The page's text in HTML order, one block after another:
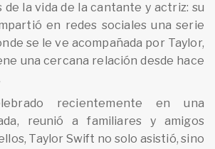
la vida de la cantante y actriz: su
en redes sociales una serie
se le ve acompañada por Taylor,
una cercana relación desde hace
recientemente en una
reunió a familiares y amigos
Taylor Swift no solo asistió, sino